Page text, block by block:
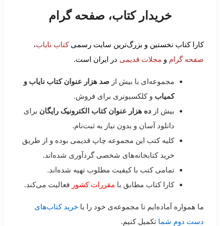
خریدار کتاب، صفحه گرام
کارا کتاب نخستین و بزرگ‌ترین سایت رسمیکتاب نایاب،
صفحه گرام و مجلات قدیمی در ایران است.
مجموعه‌ای با بیش از صد هزار عنوان کتاب نایاب و
کمیاب و کلکسیونری برای فروش.
بیش از ده هزار عنوان کتاب الکترونیک رایگان برای
دانلود آسان و بدون نیاز به ثبت‌نام.
کلیه کتب این مجموعه چاپ قدیمی بوده و از طریق
خرید کتابخانه‌های شخصی گردآوری شده‌اند.
تمامی کتب با کیفیت مطلوب تهیه شده‌اند.
کارا کتاب مطابق با مقررات کشور فعالیت می‌کند.
ما همواره آماده‌ایم تا مجموعه‌ی خود را با خرید کتاب‌های
دست دوم شما تکمیل کنیم.